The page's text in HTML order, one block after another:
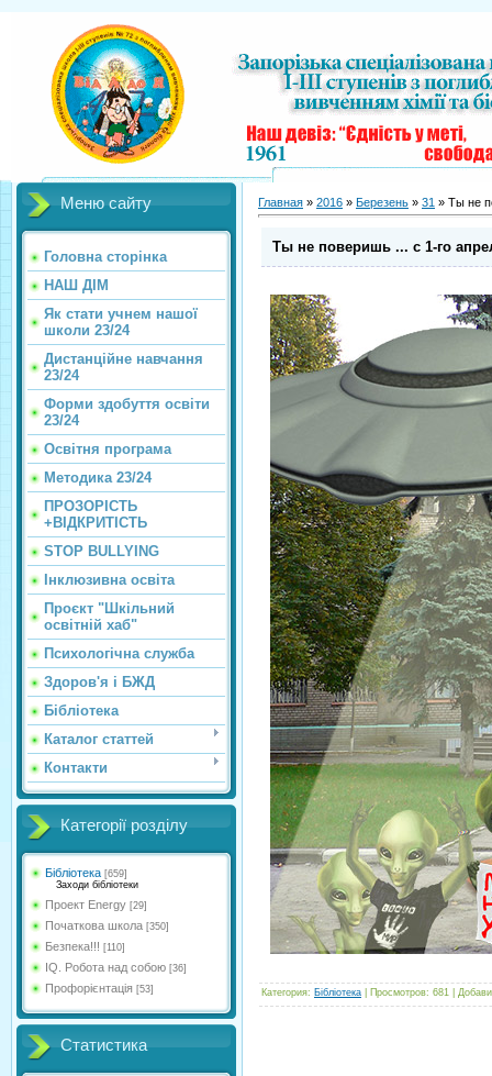
Меню сайту
Головна сторінка
НАШ ДІМ
Як стати учнем нашої
школи 23/24
Дистанційне навчання
23/24
Форми здобуття освіти
23/24
Освітня програма
Методика 23/24
ПРОЗОРІСТЬ
+ВІДКРИТІСТЬ
STOP BULLYING
Інклюзивна освіта
Проєкт "Шкільний
освітній хаб"
Психологічна служба
Здоров'я і БЖД
Бібліотека
Каталог статтей
Контакти
Категорії розділу
Бібліотека [659]
Заходи бібліотеки
Проект Energy [29]
Початкова школа [350]
Безпека!!! [110]
IQ. Робота над собою [36]
Профорієнтація [53]
Статистика
Главная » 2016 » Березень » 31 » Ты не
Ты не поверишь ... с 1-го
Категория: Бібліотека Просмотров: 681